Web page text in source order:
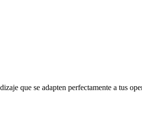
que se adapten perfectamente a tus